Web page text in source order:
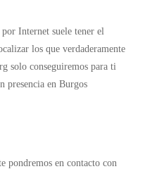
Internet suele tener el
los que verdaderamente
solo conseguiremos para ti
presencia en Burgos
pondremos en contacto con